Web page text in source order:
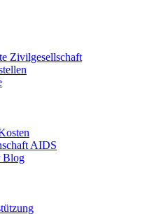
Zivilgesellschaft
AIDS
Blog